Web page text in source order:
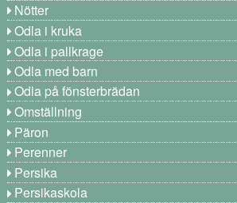
Nötter
Odla i kruka
Odla i pallkrage
Odla med barn
Odla på fönsterbrädan
Omställning
Päron
Perenner
Persika
Persikaskola